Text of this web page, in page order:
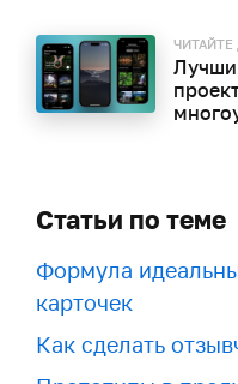
ЧИТАЙТЕ
Статьи по теме
Формула
карточек
Как сделать